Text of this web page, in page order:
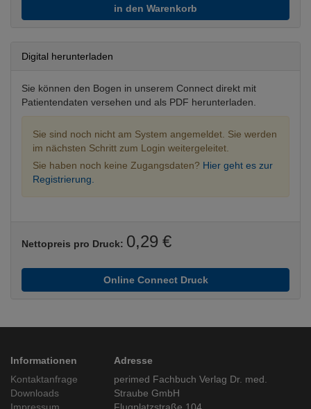
in den Warenkorb
Digital herunterladen
Sie können den Bogen in unserem Connect direkt mit
Patientendaten versehen und als PDF herunterladen.
Sie sind noch nicht am System angemeldet. Sie werden
im nächsten Schritt zum Login weitergeleitet.
Sie haben noch keine Zugangsdaten? Hier geht es zur
Registrierung.
Nettopreis pro Druck: 0,29 €
Online Connect Druck
Informationen
Kontaktanfrage
Downloads
Adresse
perimed Fachbuch Verlag Dr. med.
Straube GmbH